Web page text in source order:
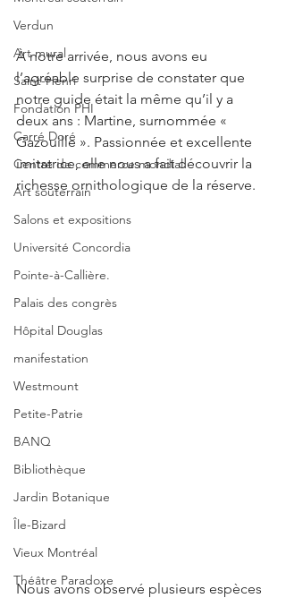
Verdun
Art mural
Saint-Henri
Fondation PHI
Carré Doré
Centre de commerce mondial
Art souterrain
Salons et expositions
Université Concordia
Pointe-à-Callière.
Palais des congrès
Hôpital Douglas
manifestation
Westmount
Petite-Patrie
BANQ
Bibliothèque
Jardin Botanique
Île-Bizard
Vieux Montréal
Théâtre Paradoxe
À notre arrivée, nous avons eu
l’agréable surprise de constater que
notre guide était la même qu’il y a
deux ans : Martine, surnommée «
Gazouille ». Passionnée et excellente
imitatrice, elle nous a fait découvrir la
richesse ornithologique de la réserve.
Nous avons observé plusieurs espèces